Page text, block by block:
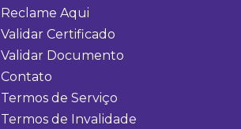
Reclame Aqui
Validar Certificado
Validar Documento
Contato
Termos de Serviço
Termos de Invalidade